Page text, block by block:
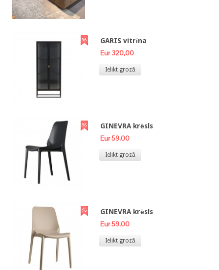
GARIS vitrīna
Eur 320,00
Ielikt grozā
GINEVRA krēsls
Eur 59,00
Ielikt grozā
GINEVRA krēsls
Eur 59,00
Ielikt grozā